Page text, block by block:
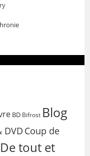
BD Bifrost Blog
DVD Coup de
De tout et